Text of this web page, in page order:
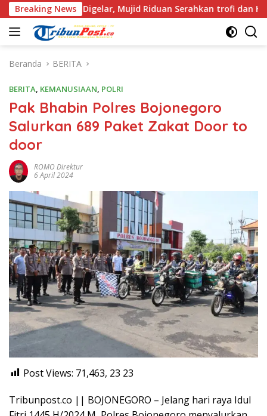
Langsung
ke
konten
Breaking News
Digelar, Mujid Riduan Serahkan trofi dan Hadiah Kepada
Beranda BERITA
BERITA, KEMANUSIAAN, POLRI
Pak Bhabin Polres Bojonegoro
Salurkan 689 Paket Zakat Door to
door
ROMO Direktur
6 April 2024
Post Views: 71,463, 23 23
Tribunpost.co || BOJONEGORO – Jelang hari raya Idul